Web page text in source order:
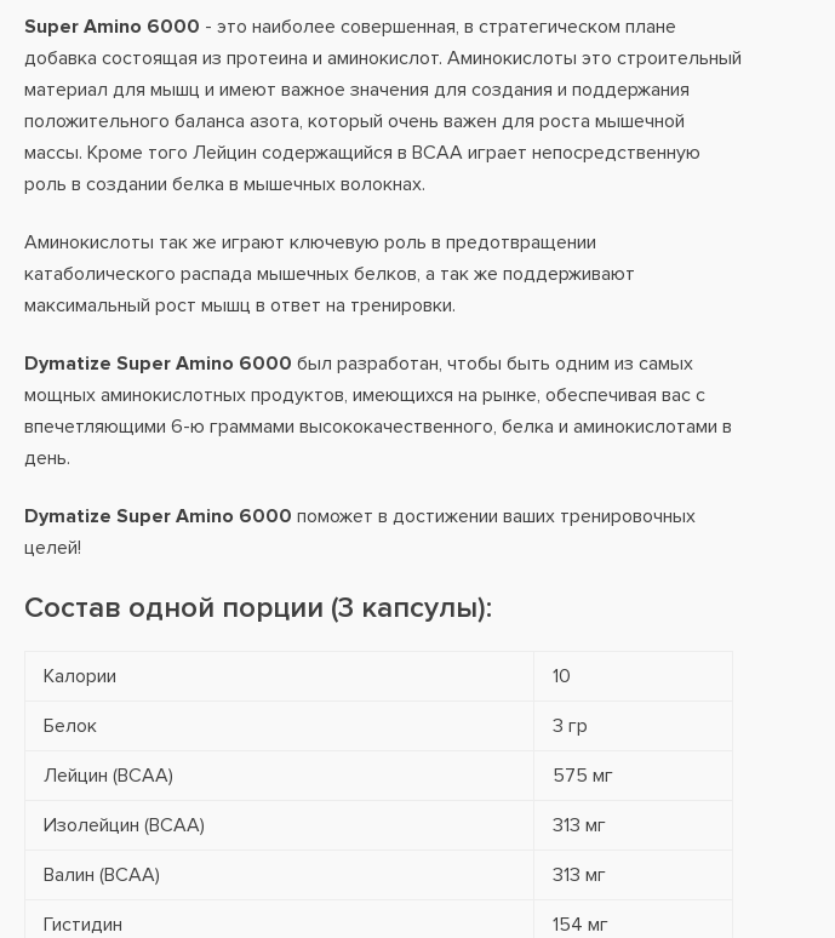
Super Amino 6000 - это наиболее совершенная, в стратегическом плане
добавка состоящая из протеина и аминокислот. Аминокислоты это строительный
материал для мышц и имеют важное значения для создания и поддержания
положительного баланса азота, который очень важен для роста мышечной
массы. Кроме того Лейцин содержащийся в BCAA играет непосредственную
роль в создании белка в мышечных волокнах.
Аминокислоты так же играют ключевую роль в предотвращении
катаболического распада мышечных белков, а так же поддерживают
максимальный рост мышц в ответ на тренировки.
Dymatize Super Amino 6000 был разработан, чтобы быть одним из самых
мощных аминокислотных продуктов, имеющихся на рынке, обеспечивая вас с
впечетляющими 6-ю граммами высококачественного, белка и аминокислотами в
день.
Dymatize Super Amino 6000 поможет в достижении ваших тренировочных
целей!
Состав одной порции (3 капсулы):
Калории 10
Белок 3 гр
Лейцин (BCAA) 575 мг
Изолейцин (BCAA) 313 мг
Валин (BCAA) 313 мг
Гистидин 154 мг